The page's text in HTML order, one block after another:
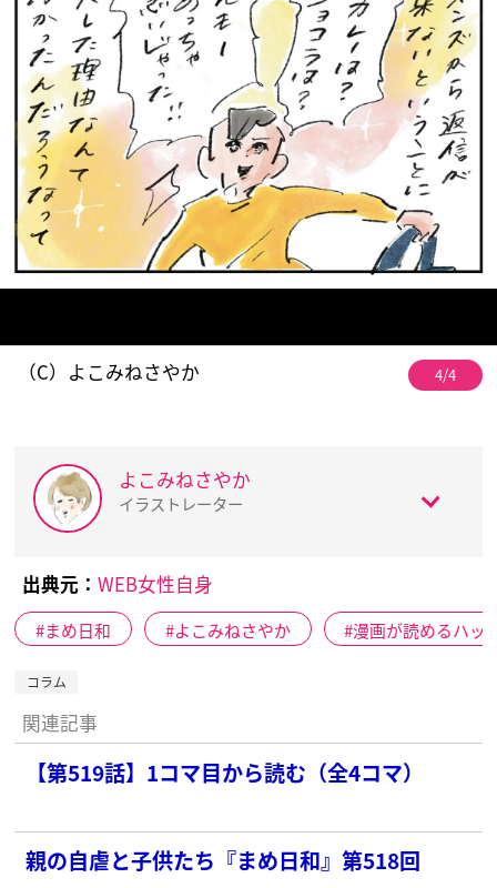
（C）よこみねさやか 4/4
よこみねさやか
イラストレーター
出典元： WEB女性自身
まめ日和 よこみねさやか 漫画が読めるハッ
コラム
関連記事
【第519話】1コマ目から読む（全4コマ）
親の自虐と子供たち『まめ日和』第518回